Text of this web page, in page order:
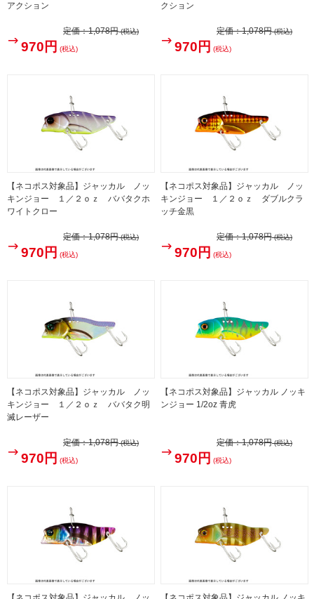
アクション
定価：1,078円(税込)
970円 (税込)
クション
定価：1,078円(税込)
970円 (税込)
【ネコポス対象品】ジャッカル ノッ
キンジョー １／２ｏｚ ババタクホ
ワイトクロー
定価：1,078円(税込)
970円 (税込)
【ネコポス対象品】ジャッカル ノッ
キンジョー １／２ｏｚ ダブルクラ
ッチ金黒
定価：1,078円(税込)
970円 (税込)
【ネコポス対象品】ジャッカル ノッ
キンジョー １／２ｏｚ ババタク明
滅レーザー
定価：1,078円(税込)
970円 (税込)
【ネコポス対象品】ジャッカル ノッキ
ンジョー 1/2oz 青虎
定価：1,078円(税込)
970円 (税込)